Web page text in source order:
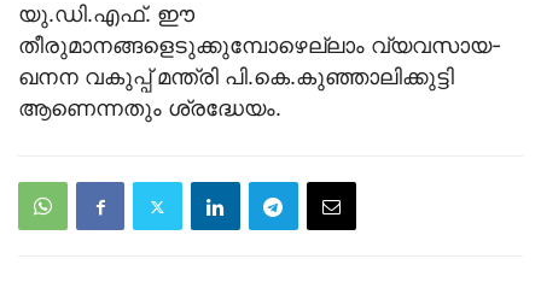
യു.ഡി.എഫ്. ഈ
തീരുമാനങ്ങളെടുക്കുമ്പോഴെല്ലാം വ്യവസായ-
ഖനന വകുപ്പ് മന്ത്രി പി.കെ.കുഞ്ഞാലിക്കുട്ടി
ആണെന്നതും ശ്രദ്ധേയം.